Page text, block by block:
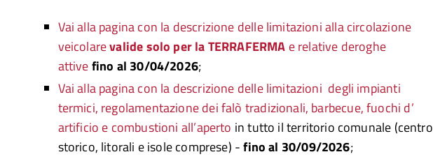
Vai alla pagina con la descrizione delle limitazioni alla circolazione
veicolarevalide solo per la TERRAFERMA e relative deroghe
attivefino al 30/04/2026;
Vai alla pagina con la descrizione delle limitazioni degli impianti
termici, regolamentazione dei falò tradizionali, barbecue, fuochi d’
artificio e combustioni all’aperto in tutto il territorio comunale (centro
storico, litorali e isole comprese) -fino al 30/09/2026;